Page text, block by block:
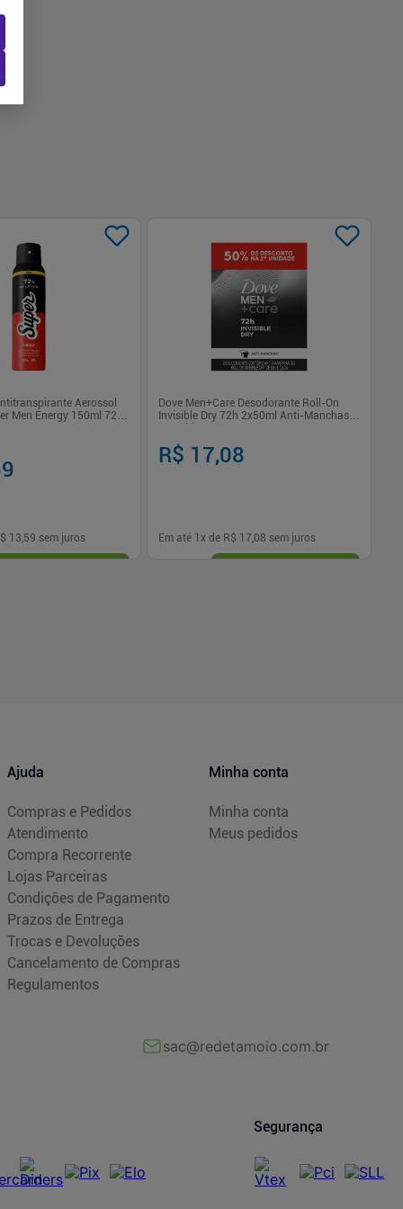
Aerossol
Men Energy 150ml 72h
13,59 sem juros
Dove Men+Care Desodorante Roll-On
Invisible Dry 72h 2x50ml Anti-Manchas
R$ 17,08
Em até 1 x de R$ 17,08 sem juros
Ajuda
Compras e Pedidos
Atendimento
Compra Recorrente
Lojas Parceiras
Condições de Pagamento
Prazos de Entrega
Trocas e Devoluções
Cancelamento de Compras
Regulamentos
Minha conta
Minha conta
Meus pedidos
sac@redetamoio.com.br
Segurança